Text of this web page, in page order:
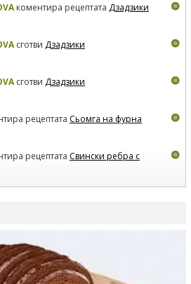
коментира рецептата Дзадзики
сготви Дзадзики
сготви Дзадзики
рецептата Сьомга на фурна
рецептата Свински ребра с